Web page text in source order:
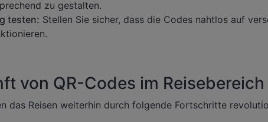
zu gestalten.
testen: Stellen Sie sicher, dass die Codes nahtlos auf
von QR-Codes im Reisebereich
das Reisen weiterhin durch folgende Fortschritte